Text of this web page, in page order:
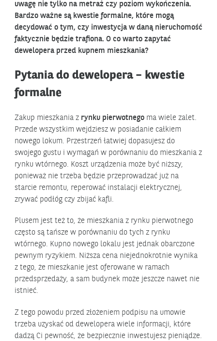
uwagę nie tylko na metraż czy poziom wykończenia.
Bardzo ważne są kwestie formalne, które mogą
decydować o tym, czy inwestycja w daną nieruchomość
faktycznie będzie trafiona. O co warto zapytać
dewelopera przed kupnem mieszkania?
Pytania do dewelopera – kwestie
formalne
Zakup mieszkania z rynku pierwotnego ma wiele zalet.
Przede wszystkim wejdziesz w posiadanie całkiem
nowego lokum. Przestrzeń łatwiej dopasujesz do
swojego gustu i wymagań w porównaniu do mieszkania z
rynku wtórnego. Koszt urządzenia może być niższy,
ponieważ nie trzeba będzie przeprowadzać już na
starcie remontu, reperować instalacji elektrycznej,
zrywać podłóg czy zbijać kafli.
Plusem jest też to, że mieszkania z rynku pierwotnego
często są tańsze w porównaniu do tych z rynku
wtórnego. Kupno nowego lokalu jest jednak obarczone
pewnym ryzykiem. Niższa cena niejednokrotnie wynika
z tego, że mieszkanie jest oferowane w ramach
przedsprzedaży, a sam budynek może jeszcze nawet nie
istnieć.
Z tego powodu przed złożeniem podpisu na umowie
trzeba uzyskać od dewelopera wiele informacji, które
dadzą Ci pewność, że bezpiecznie inwestujesz pieniądze.